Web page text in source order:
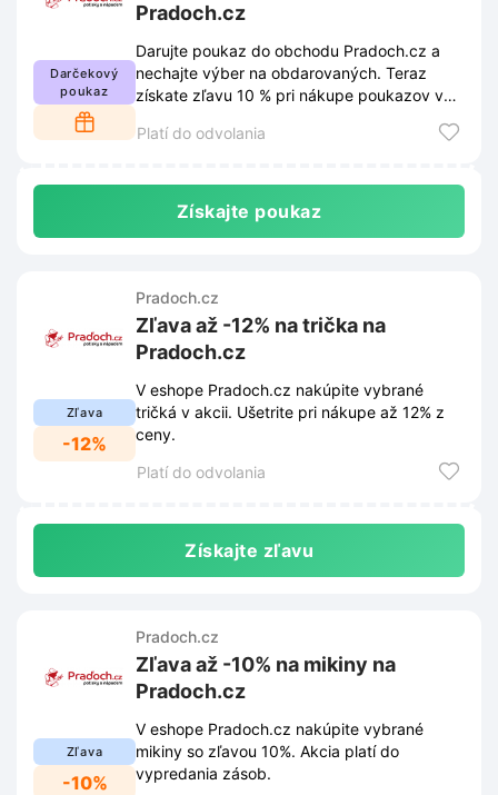
Darčekový
poukaz
Pradoch.cz
Darujte poukaz do obchodu Pradoch.cz a
nechajte výber na obdarovaných. Teraz
získate zľavu 10 % pri nákupe poukazov v
Platí do odvolania
Získajte poukaz
Zľava
-12%
Pradoch.cz
Zľava až -12% na trička na
Pradoch.cz
V eshope Pradoch.cz nakúpite vybrané
tričká v akcii. Ušetrite pri nákupe až 12% z
ceny.
Platí do odvolania
Získajte zľavu
Zľava
-10%
Pradoch.cz
Zľava až -10% na mikiny na
Pradoch.cz
V eshope Pradoch.cz nakúpite vybrané
mikiny so zľavou 10%. Akcia platí do
vypredania zásob.